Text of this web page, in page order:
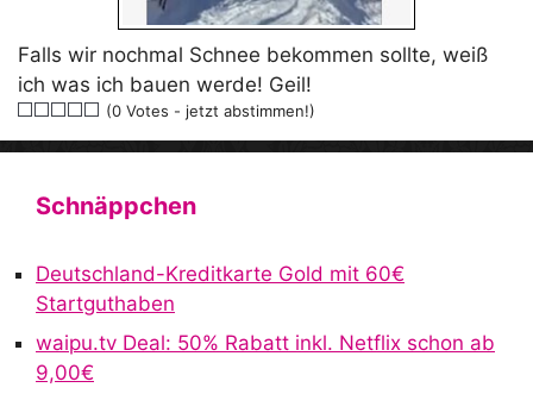
Falls wir nochmal Schnee bekommen sollte, weiß
ich was ich bauen werde! Geil!
(0 Votes - jetzt abstimmen!)
Schnäppchen
Deutschland-Kreditkarte Gold mit 60€
Startguthaben
waipu.tv Deal: 50% Rabatt inkl. Netflix schon ab
9,00€